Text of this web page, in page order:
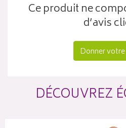
Ce produit ne
d’avis
Donner
DÉCOUVREZ